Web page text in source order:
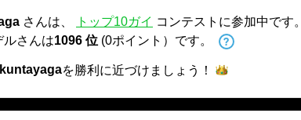
さんは、 トップ10ガイ コンテストに参加中です。
ルさんは1096 位 (0ポイント）です。
kuntayagaを勝利に近づけま しょう！